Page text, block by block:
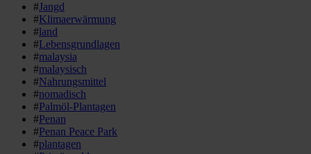
#Jangd
#Klimaerwärmung
#land
#Lebensgrundlagen
#malaysia
#malaysisch
#Nahrungsmittel
#nomadisch
#Palmöl-Plantagen
#Penan
#Penan Peace Park
#plantagen